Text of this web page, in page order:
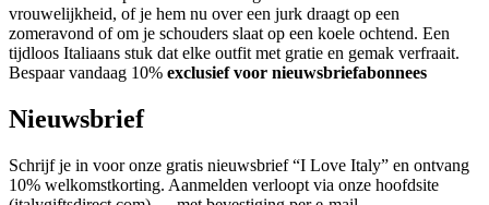
vrouwelijkheid, of je hem nu over een jurk draagt op een
zomeravond of om je schouders slaat op een koele ochtend. Een
tijdloos Italiaans stuk dat elke outfit met gratie en gemak verfraait.
Bespaar vandaag 10% exclusief voor nieuwsbriefabonnees
Nieuwsbrief
Schrijf je in voor onze gratis nieuwsbrief “I Love Italy” en ontvang
10% welkomstkorting. Aanmelden verloopt via onze hoofdsite